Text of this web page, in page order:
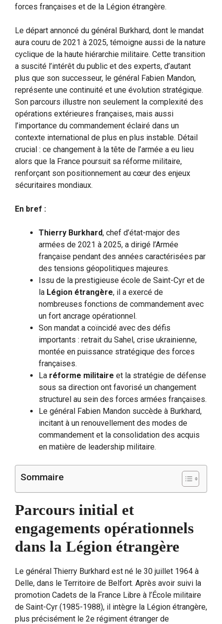
forces françaises et de la Légion étrangère.
Le départ annoncé du général Burkhard, dont le mandat
aura couru de 2021 à 2025, témoigne aussi de la nature
cyclique de la haute hiérarchie militaire. Cette transition
a suscité l’intérêt du public et des experts, d’autant
plus que son successeur, le général Fabien Mandon,
représente une continuité et une évolution stratégique.
Son parcours illustre non seulement la complexité des
opérations extérieures françaises, mais aussi
l’importance du commandement éclairé dans un
contexte international de plus en plus instable. Détail
crucial : ce changement à la tête de l’armée a eu lieu
alors que la France poursuit sa réforme militaire,
renforçant son positionnement au cœur des enjeux
sécuritaires mondiaux.
En bref :
Thierry Burkhard, chef d’état-major des
armées de 2021 à 2025, a dirigé l’Armée
française pendant des années caractérisées par
des tensions géopolitiques majeures.
Issu de la prestigieuse école de Saint-Cyr et de
la Légion étrangère, il a exercé de
nombreuses fonctions de commandement avec
un fort ancrage opérationnel.
Son mandat a coïncidé avec des défis
importants : retrait du Sahel, crise ukrainienne,
montée en puissance stratégique des forces
françaises.
La réforme militaire et la stratégie de défense
sous sa direction ont favorisé un changement
structurel au sein des forces armées françaises.
Le général Fabien Mandon succède à Burkhard,
incitant à un renouvellement des modes de
commandement et la consolidation des acquis
en matière de leadership militaire.
Sommaire
Parcours initial et
engagements opérationnels
dans la Légion étrangère
Le général Thierry Burkhard est né le 30 juillet 1964 à
Delle, dans le Territoire de Belfort. Après avoir suivi la
promotion Cadets de la France Libre à l’École militaire
de Saint-Cyr (1985-1988), il intègre la Légion étrangère,
plus précisément le 2e régiment étranger de